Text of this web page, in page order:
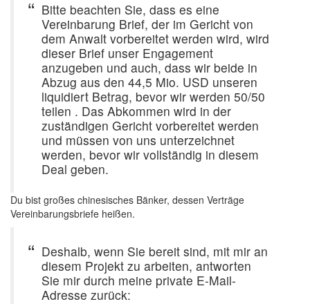
Bitte beachten Sie, dass es eine
Vereinbarung Brief, der im Gericht von
dem Anwalt vorbereitet werden wird, wird
dieser Brief unser Engagement
anzugeben und auch, dass wir beide in
Abzug aus den 44,5 Mio. USD unseren
liquidiert Betrag, bevor wir werden 50/50
teilen . Das Abkommen wird in der
zuständigen Gericht vorbereitet werden
und müssen von uns unterzeichnet
werden, bevor wir vollständig in diesem
Deal geben.
Du bist großes chinesisches Bänker, dessen Verträge
Vereinbarungsbriefe heißen.
Deshalb, wenn Sie bereit sind, mit mir an
diesem Projekt zu arbeiten, antworten
Sie mir durch meine private E-Mail-
Adresse zurück: